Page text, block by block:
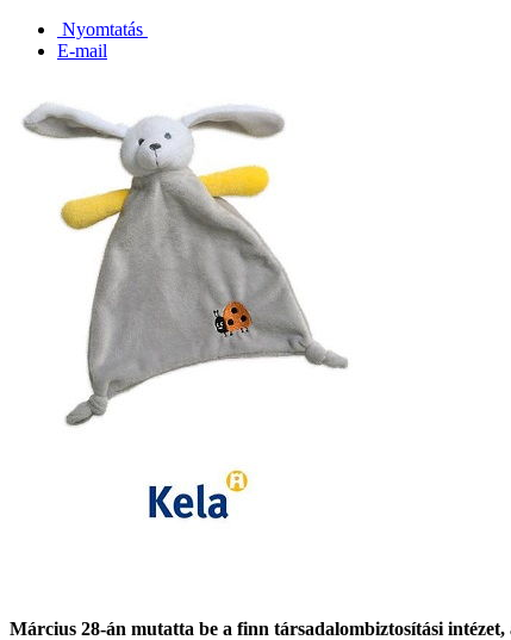
Nyomtatás
E-mail
Március 28-án mutatta be a finn társadalombiztosítási